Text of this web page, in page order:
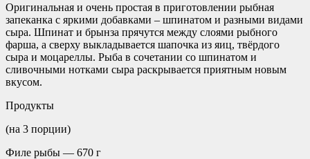
Оригинальная и очень простая в приготовлении рыбная
запеканка с яркими добавками – шпинатом и разными видами
сыра. Шпинат и брынза прячутся между слоями рыбного
фарша, а сверху выкладывается шапочка из яиц, твёрдого
сыра и моцареллы. Рыба в сочетании со шпинатом и
сливочными нотками сыра раскрывается приятным новым
вкусом.
Продукты
(на 3 порции)
Филе рыбы — 670 г